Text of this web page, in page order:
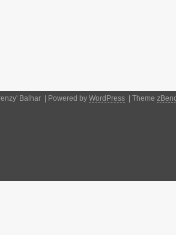
Balhar | Powered by WordPress | Theme